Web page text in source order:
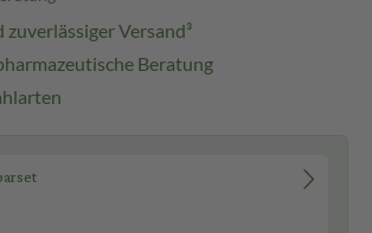
zuverlässiger Versand³
Beratung